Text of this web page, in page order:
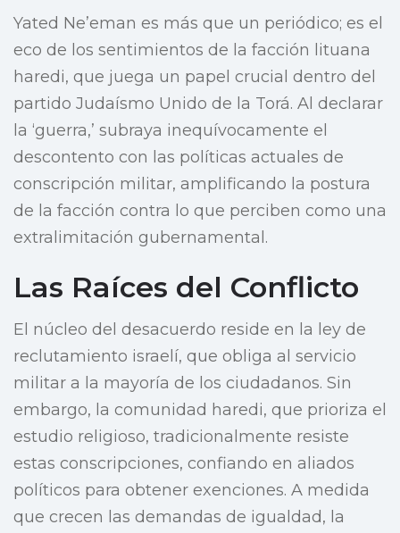
Yated Ne’eman es más que un periódico; es el
eco de los sentimientos de la facción lituana
haredi, que juega un papel crucial dentro del
partido Judaísmo Unido de la Torá. Al declarar
la ‘guerra,’ subraya inequívocamente el
descontento con las políticas actuales de
conscripción militar, amplificando la postura
de la facción contra lo que perciben como una
extralimitación gubernamental.
Las Raíces del Conflicto
El núcleo del desacuerdo reside en la ley de
reclutamiento israelí, que obliga al servicio
militar a la mayoría de los ciudadanos. Sin
embargo, la comunidad haredi, que prioriza el
estudio religioso, tradicionalmente resiste
estas conscripciones, confiando en aliados
políticos para obtener exenciones. A medida
que crecen las demandas de igualdad, la